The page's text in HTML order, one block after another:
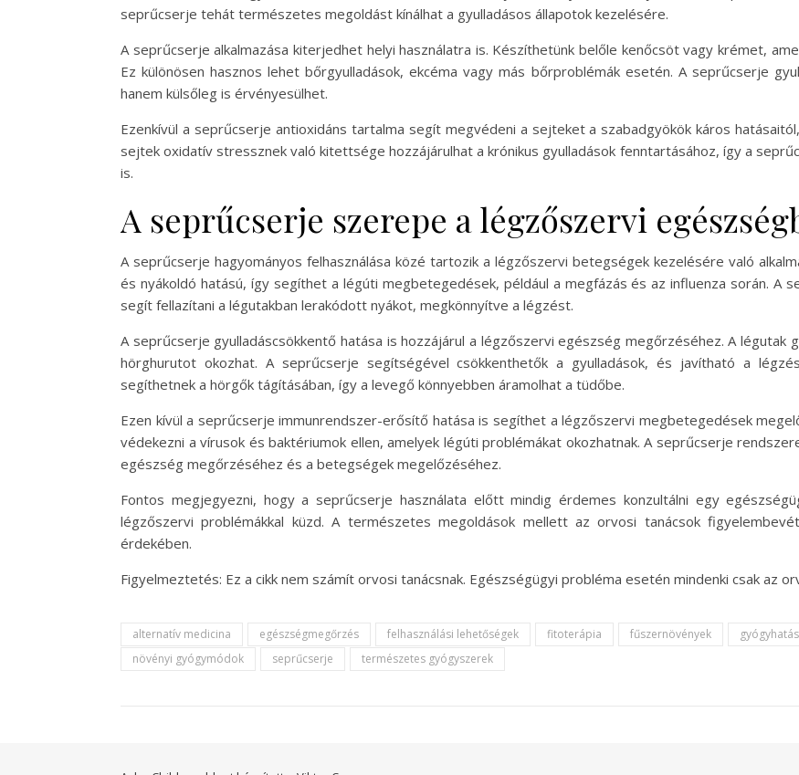
seprűcserje tehát természetes megoldást kínálhat a gyulladásos állapotok kezelésére.
A seprűcserje alkalmazása kiterjedhet helyi használatra is. Készíthetünk belőle kenőcsöt vagy krémet,
Ez különösen hasznos lehet bőrgyulladások, ekcéma vagy más bőrproblémák esetén. A seprűcserje
hanem külsőleg is érvényesülhet.
Ezenkívül a seprűcserje antioxidáns tartalma segít megvédeni a sejteket a szabadgyökök káros
sejtek oxidatív stressznek való kitettsége hozzájárulhat a krónikus gyulladások fenntartásához, így a
is.
A seprűcserje szerepe a légzőszervi
A seprűcserje hagyományos felhasználása közé tartozik a légzőszervi betegségek kezelésére való
és nyákoldó hatású, így segíthet a légúti megbetegedések, például a megfázás és az influenza során. A
segít fellazítani a légutakban lerakódott nyákot, megkönnyítve a légzést.
A seprűcserje gyulladáscsökkentő hatása is hozzájárul a légzőszervi egészség megőrzéséhez. A légutak
hörghurutot okozhat. A seprűcserje segítségével csökkenthetők a gyulladások, és javítható a
segíthetnek a hörgők tágításában, így a levegő könnyebben áramolhat a tüdőbe.
Ezen kívül a seprűcserje immunrendszer-erősítő hatása is segíthet a légzőszervi megbetegedések
védekezni a vírusok és baktériumok ellen, amelyek légúti problémákat okozhatnak. A seprűcserje
egészség megőrzéséhez és a betegségek megelőzéséhez.
Fontos megjegyezni, hogy a seprűcserje használata előtt mindig érdemes konzultálni egy
légzőszervi problémákkal küzd. A természetes megoldások mellett az orvosi tanácsok
érdekében.
Figyelmeztetés: Ez a cikk nem számít orvosi tanácsnak. Egészségügyi probléma esetén mindenki csak az
alternatív medicina egészségmegőrzés felhasználási lehetőségek fitoterápia fűszernövények
növényi gyógymódok
seprűcserje természetes gyógyszerek